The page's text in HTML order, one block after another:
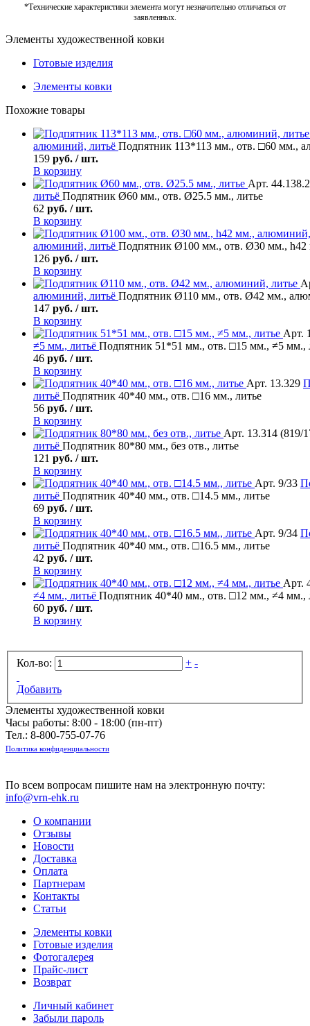
*Технические характеристики элемента могут незначительно отличаться от
заявленных.
Элементы художественной ковки
Готовые изделия
Элементы ковки
Похожие товары
алюминий, литьё Подпятник 113*113 мм., отв. □60 мм.,
159 руб. / шт.
В корзину
Арт.
литьё Подпятник Ø60 мм., отв. Ø25.5 мм., литье
62 руб. / шт.
В корзину
алюминий, литьё Подпятник Ø100 мм., отв. Ø30 мм.,
126 руб. / шт.
В корзину
алюминий, литьё Подпятник Ø110 мм., отв. Ø42 мм.,
147 руб. / шт.
В корзину
Арт.
≠5 мм., литьё Подпятник 51*51 мм., отв. □15 мм., ≠5 мм.,
46 руб. / шт.
В корзину
Арт. 13.329
литьё Подпятник 40*40 мм., отв. □16 мм., литье
56 руб. / шт.
В корзину
Арт. 13.314 (819/
литьё Подпятник 80*80 мм., без отв., литье
121 руб. / шт.
В корзину
Арт. 9/33
литьё Подпятник 40*40 мм., отв. □14.5 мм., литье
69 руб. / шт.
В корзину
Арт. 9/34
литьё Подпятник 40*40 мм., отв. □16.5 мм., литье
42 руб. / шт.
В корзину
Арт.
≠4 мм., литьё Подпятник 40*40 мм., отв. □12 мм., ≠4 мм.,
60 руб. / шт.
В корзину
Кол-во: + -
Добавить
Элементы художественной ковки
Часы работы: 8:00 - 18:00 (пн-пт)
Тел.: 8-800-755-07-76
Политика конфиденциальности
По всем вопросам пишите нам на электронную почту:
info@vrn-ehk.ru
О компании
Отзывы
Новости
Доставка
Оплата
Партнерам
Контакты
Статьи
Элементы ковки
Готовые изделия
Фотогалерея
Прайс-лист
Возврат
Личный кабинет
Забыли пароль